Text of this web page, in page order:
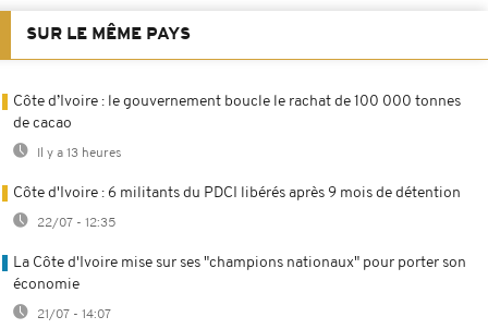
SUR LE MÊME PAYS
Côte d’Ivoire : le gouvernement boucle le rachat de 100 000 tonnes
de cacao
Il y a 13 heures
Côte d'Ivoire : 6 militants du PDCI libérés après 9 mois de détention
22/07 - 12:35
La Côte d'Ivoire mise sur ses "champions nationaux" pour porter son
économie
21/07 - 14:07